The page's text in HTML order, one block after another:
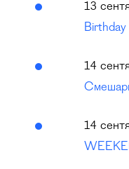
13
14
14